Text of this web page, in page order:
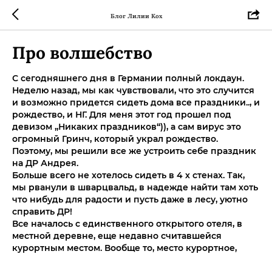
Блог Лилии Кох
Про волшебство
С сегодняшнего дня в Германии полный локдаун.
Неделю назад, мы как чувствовали, что это случится
и возможно придется сидеть дома все праздники.., и
рождество, и НГ. Для меня этот год прошел под
девизом „Никаких праздников“)), а сам вирус это
огромный Гринч, который украл рождество.
Поэтому, мы решили все же устроить себе праздник
на ДР Андрея.
Больше всего не хотелось сидеть в 4 х стенах. Так,
мы рванули в шварцвальд, в надежде найти там хоть
что нибудь для радости и пусть даже в лесу, уютно
справить ДР!
Все началось с единственного открытого отеля, в
местной деревне, еще недавно считавшейся
курортным местом. Вообще то, место курортное,